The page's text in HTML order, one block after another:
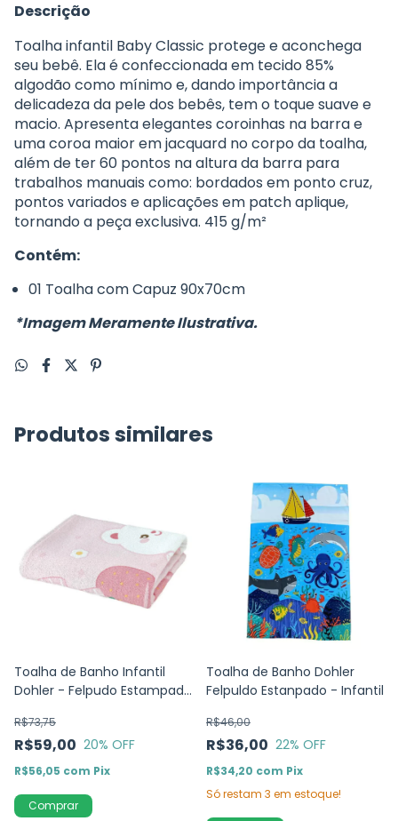
Descrição
Toalha infantil Baby Classic protege e aconchega
seu bebê. Ela é confeccionada em tecido 85%
algodão como mínimo e, dando importância a
delicadeza da pele dos bebês, tem o toque suave e
macio. Apresenta elegantes coroinhas na barra e
uma coroa maior em jacquard no corpo da toalha,
além de ter 60 pontos na altura da barra para
trabalhos manuais como: bordados em ponto cruz,
pontos variados e aplicações em patch aplique,
tornando a peça exclusiva. 415 g/m²
Contém:
01 Toalha com Capuz 90x70cm
*Imagem Meramente Ilustrativa.
Produtos similares
Toalha de Banho Infantil
Dohler - Felpudo Estampado
R$59,00
R$73,75
20% OFF
R$56,05 com Pix
Toalha de Banho Dohler
Felpuldo Estanpado - Infantil
R$36,00
R$46,00
22% OFF
R$34,20 com Pix
Só restam 3 em estoque!